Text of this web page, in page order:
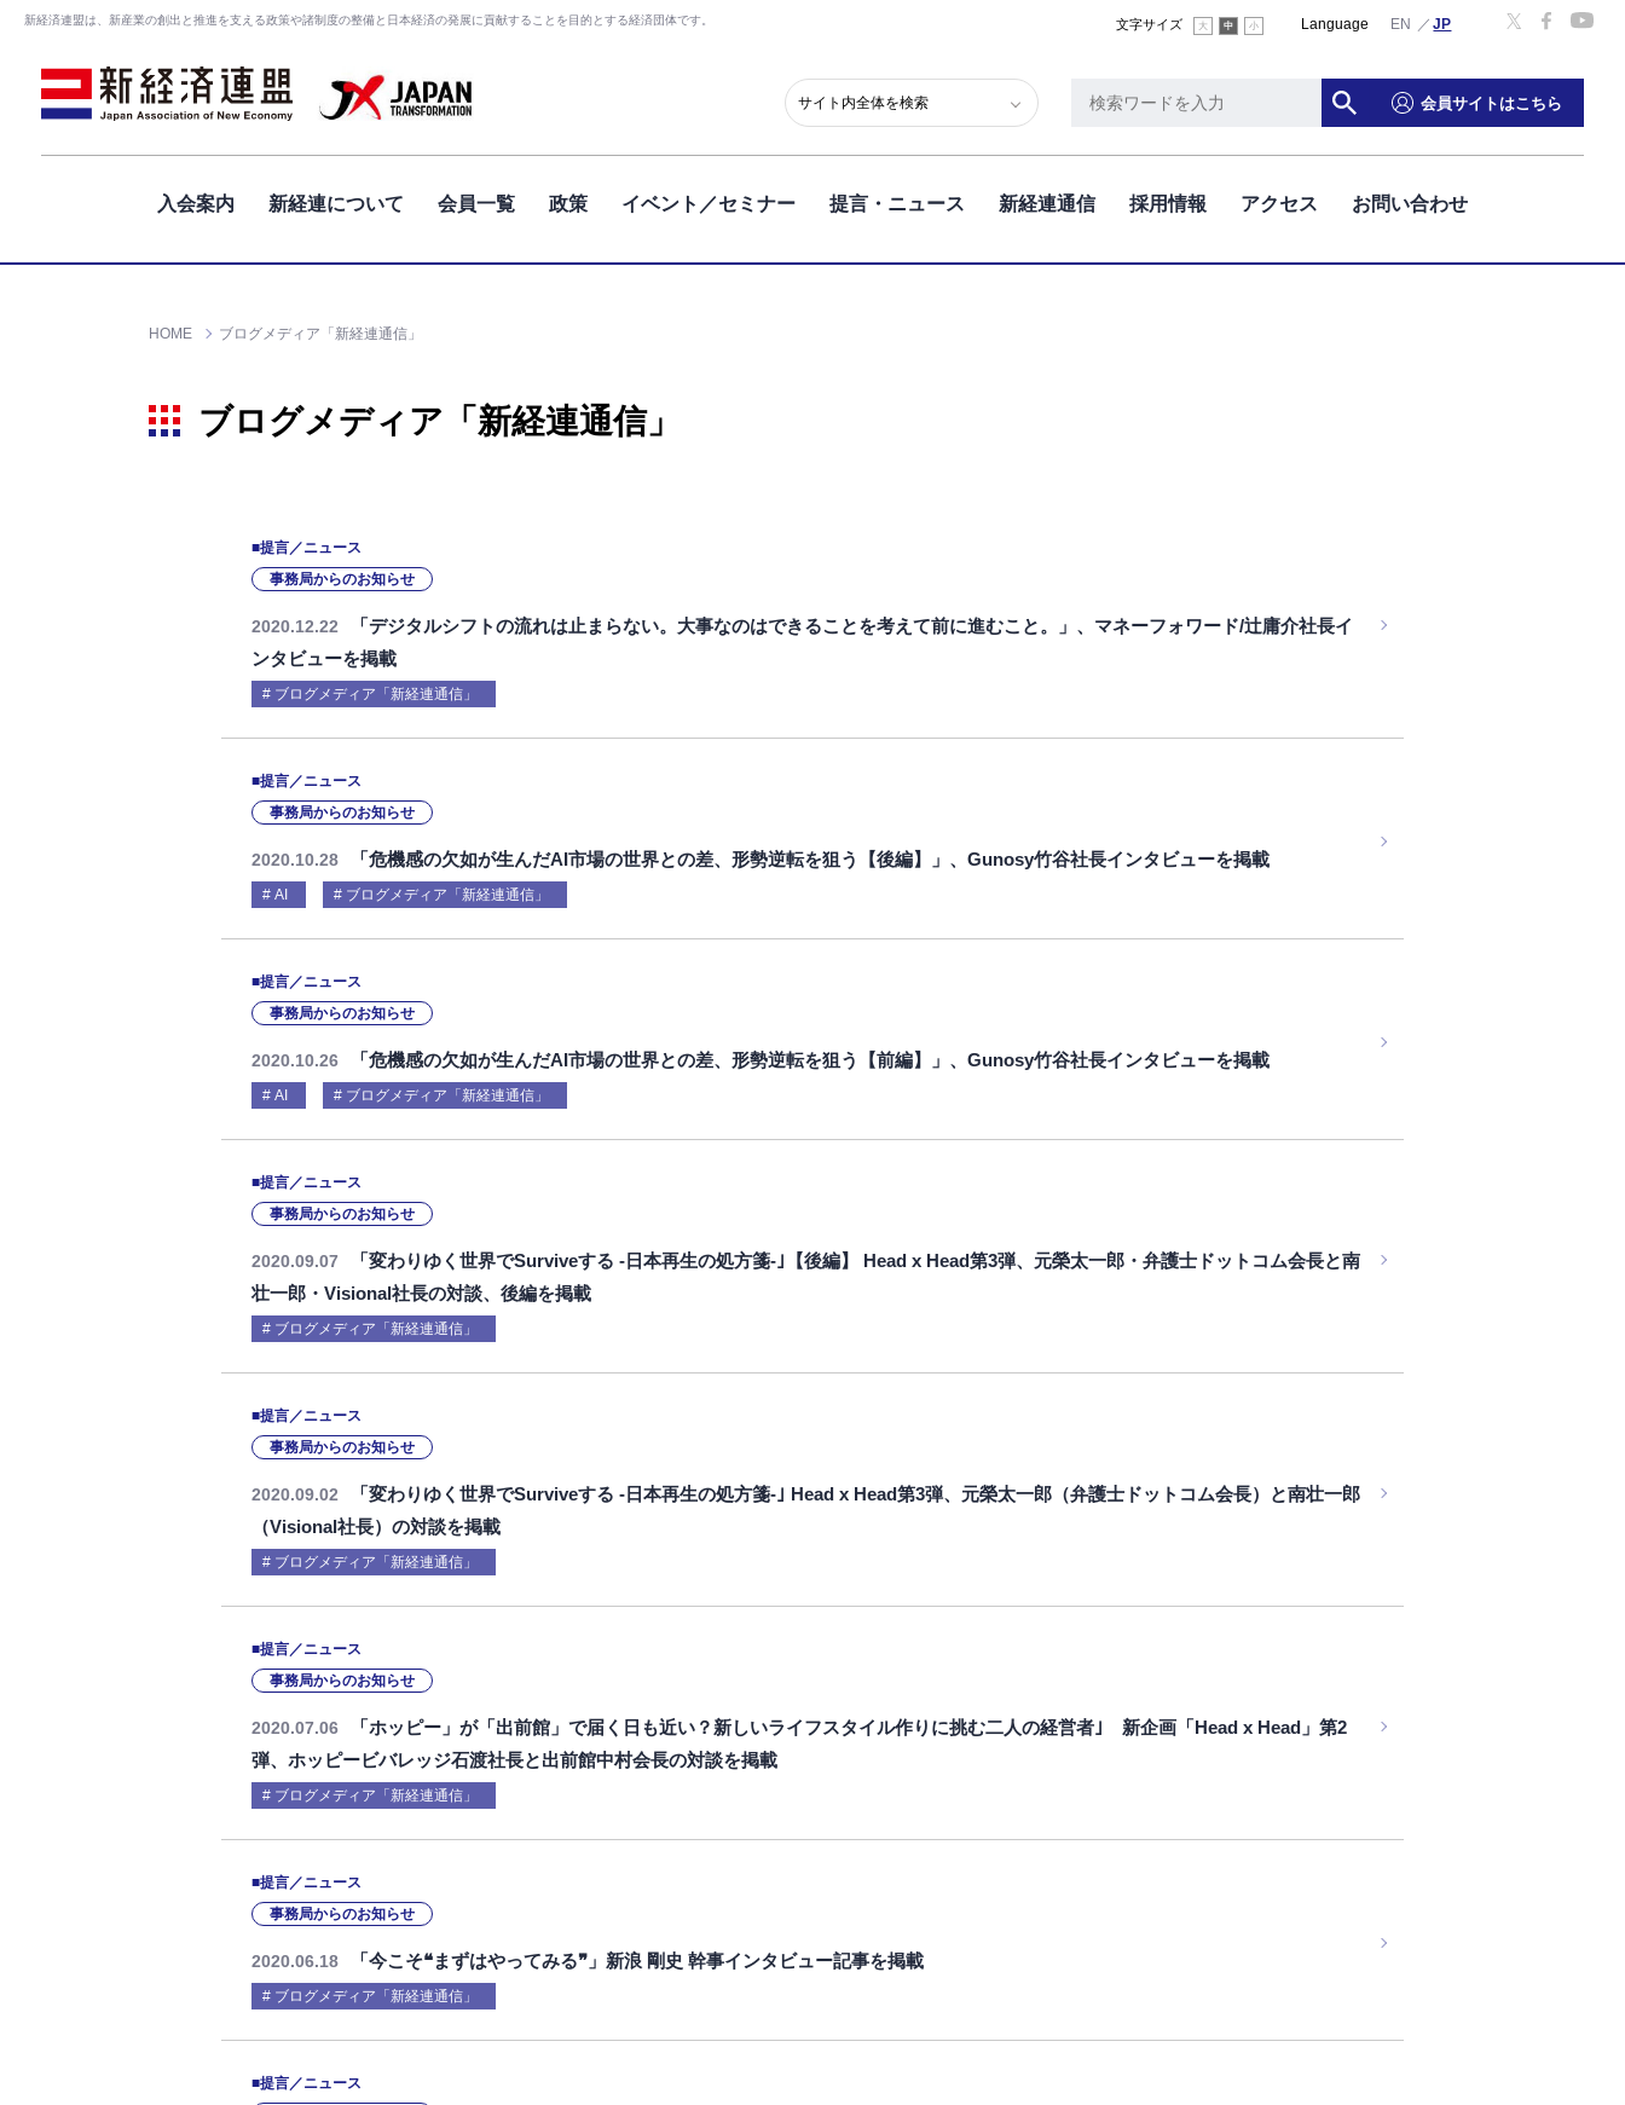
新経済連盟は、新産業の創出と推進を支える政策や諸制度の整備と日本経済の発展に貢献することを目的とする経済団体です。 文字サイズ 大 中 小 Language
会員サイトはこちら
入会案内 新経連について 会員一覧 政策 イベント／セミナー 提言・ニュース 新経連通信 採用情報 アクセス お問い合わせ
HOME ブログメディア「新経連通信」
ブログメディア「新経連通信」
■提言／ニュース
事務局からのお知らせ
2020.12.22
「デジタルシフトの流れは止まらない。大事なのはできることを考えて前に進むこと。」、マネーフォワード/辻庸介社長イ
ンタビューを掲載
ブログメディア「新経連通信」
■提言／ニュース
事務局からのお知らせ
2020.10.28 「危機感の欠如が生んだAI市場の世界との差、形勢逆転を狙う【後編】」、Gunosy竹谷社長インタビューを掲載
AI ブログメディア「新経連通信」
■提言／ニュース
事務局からのお知らせ
2020.10.26 「危機感の欠如が生んだAI市場の世界との差、形勢逆転を狙う【前編】」、Gunosy竹谷社長インタビューを掲載
AI ブログメディア「新経連通信」
■提言／ニュース
事務局からのお知らせ
2020.09.07
「変わりゆく世界でSurviveする -日本再生の処方箋-｣【後編】 Head x Head第3弾、元榮太一郎・弁護士ドットコム会長と南
壮一郎・Visional社長の対談、後編を掲載
ブログメディア「新経連通信」
■提言／ニュース
事務局からのお知らせ
2020.09.02
「変わりゆく世界でSurviveする -日本再生の処方箋-｣ Head x Head第3弾、元榮太一郎（弁護士ドットコム会長）と南壮一郎
（Visional社長）の対談を掲載
ブログメディア「新経連通信」
■提言／ニュース
事務局からのお知らせ
2020.07.06
「ホッピー」が「出前館」で届く日も近い？新しいライフスタイル作りに挑む二人の経営者｣ 新企画「Head x Head」第2
弾、ホッピービバレッジ石渡社長と出前館中村会長の対談を掲載
ブログメディア「新経連通信」
■提言／ニュース
事務局からのお知らせ
2020.06.18 「今こそ❝まずはやってみる❞」新浪 剛史 幹事インタビュー記事を掲載
ブログメディア「新経連通信」
■提言／ニュース